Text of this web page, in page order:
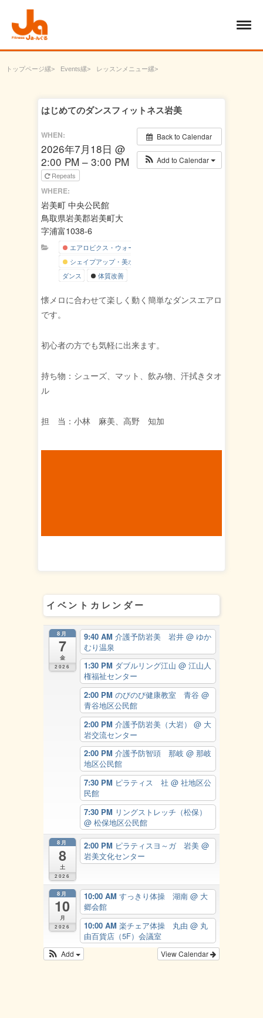
トップページ Events
レッスンメニュー
はじめてのダンスフィットネス岩美
Back to Calendar
Add to Calendar
WHEN:
2026年7月18日 @
2:00 PM – 3:00 PM
Repeats
WHERE:
岩美町 中央公民館
鳥取県岩美郡岩美町大
字浦富1038-6
エアロビクス・ウォーキング
シェイプアップ・美ボディー
ダンス
体質改善
懐メロに合わせて楽しく動く簡単なダンスエアロ
です。
初心者の方でも気軽に出来ます。
持ち物：シューズ、マット、飲み物、汗拭きタオ
ル
担 当：小林 麻美、高野 知加
イベントカレンダー
8月
7
金
2026
9:40 AM 介護予防岩美 岩井 @ ゆか
むり温泉
1:30 PM ダブルリング江山 @ 江山人
権福祉センター
2:00 PM のびのび健康教室 青谷 @
青谷地区公民館
2:00 PM 介護予防岩美（大岩） @ 大
岩交流センター
2:00 PM 介護予防智頭 那岐 @ 那岐
地区公民館
7:30 PM ピラティス 社 @ 社地区公
民館
7:30 PM リングストレッチ（松保）
@ 松保地区公民館
8月
8
土
2026
2:00 PM ピラティスヨ～ガ 岩美 @
岩美文化センター
8月
10
月
2026
10:00 AM すっきり体操 湖南 @ 大
郷会館
10:00 AM 楽チェア体操 丸由 @ 丸
由百貨店（5F）会議室
View Calendar
Add